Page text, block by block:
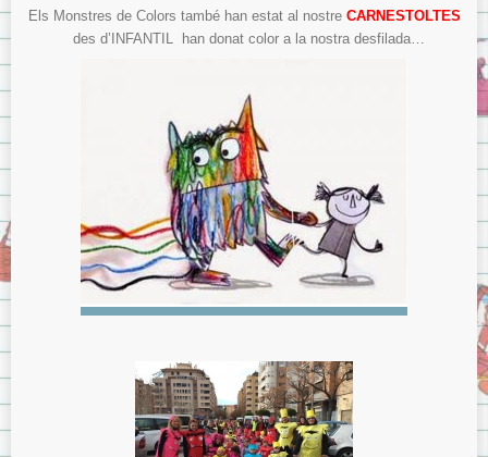
Els Monstres de Colors també han estat al nostre CARNESTOLTES
des d’INFANTIL han donat color a la nostra desfilada…